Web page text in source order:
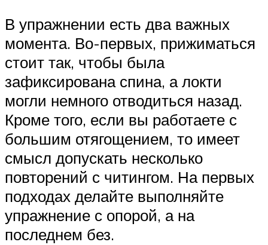
В упражнении есть два важных
момента. Во-первых, прижиматься
стоит так, чтобы была
зафиксирована спина, а локти
могли немного отводиться назад.
Кроме того, если вы работаете с
большим отягощением, то имеет
смысл допускать несколько
повторений с читингом. На первых
подходах делайте выполняйте
упражнение с опорой, а на
последнем без.